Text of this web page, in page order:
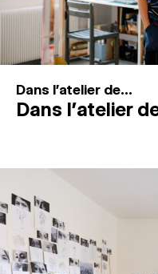
Dans l'atelier de...
Dans l’atelier